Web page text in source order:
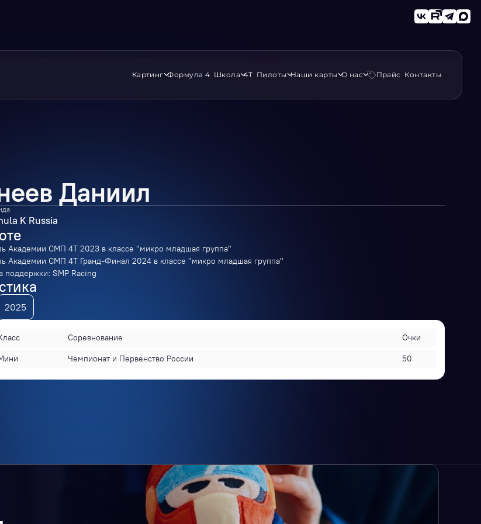
Картинг Формула 4 Школа 4Т Пилоты Наши карты О нас Прайс Контакты
Даниил
K Russia
Академии СМП 4Т 2023 в классе "микро младшая группа"
Академии СМП 4Т Гранд-Финал 2024 в классе "микро младшая группа"
поддержки: SMP Racing
2025
Соревнование Очки
Чемпионат и Первенство России 50